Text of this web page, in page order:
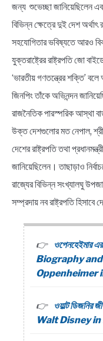
জন্য শুভেচ্ছা জানিয়েছিলেন
বিভিন্ন ক্ষেত্রে দুই দেশ
সহযোগিতার ভবিষ্যতে আরও
যুক্তরাষ্ট্রের রাষ্ট্রপতি জো
‘ভারতীয় গণতন্ত্রের শক্তি’
জিনপিং তাঁকে অভিনন্দন
রাজনৈতিক পারস্পরিক আস্থা
উক্ত দেশগুলোর মত নেপাল,
দেশের রাষ্ট্রপতি তথা
জানিয়েছিলেন। তাছাড়াও
রাজ্যের বিভিন্ন সংখ্যালঘু
সম্প্রদায় নব রাষ্ট্রপতি
ওপেনহেইমার
Biography
Oppenheimer
ওয়াল্ট
Walt Disney